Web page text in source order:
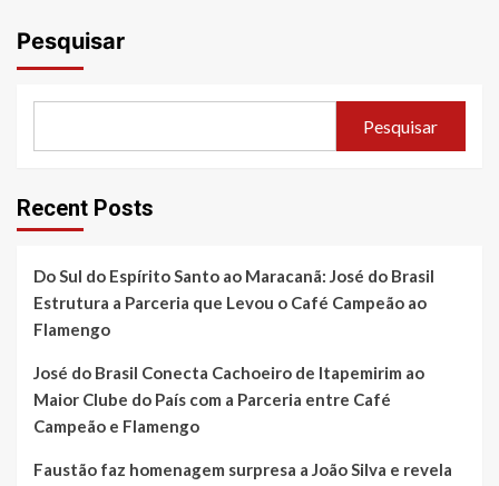
Pesquisar
Pesquisar
Recent Posts
Do Sul do Espírito Santo ao Maracanã: José do Brasil
Estrutura a Parceria que Levou o Café Campeão ao
Flamengo
José do Brasil Conecta Cachoeiro de Itapemirim ao
Maior Clube do País com a Parceria entre Café
Campeão e Flamengo
Faustão faz homenagem surpresa a João Silva e revela